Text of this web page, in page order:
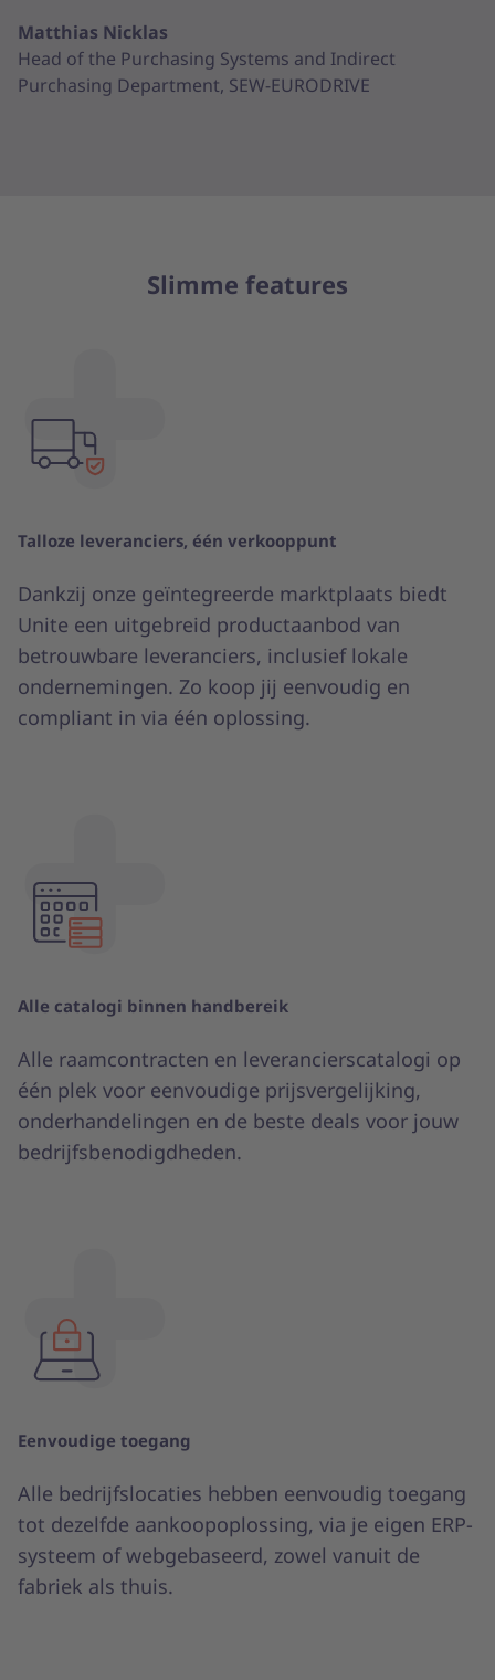
Matthias Nicklas
Head of the Purchasing Systems and Indirect
Purchasing Department, SEW-EURODRIVE
Slimme features
Talloze leveranciers, één verkooppunt
Dankzij onze geïntegreerde marktplaats biedt
Unite een uitgebreid productaanbod van
betrouwbare leveranciers, inclusief lokale
ondernemingen. Zo koop jij eenvoudig en
compliant in via één oplossing.
Alle catalogi binnen handbereik
Alle raamcontracten en leverancierscatalogi op
één plek voor eenvoudige prijsvergelijking,
onderhandelingen en de beste deals voor jouw
bedrijfsbenodigdheden.
Eenvoudige toegang
Alle bedrijfslocaties hebben eenvoudig toegang
tot dezelfde aankoopoplossing, via je eigen ERP-
systeem of webgebaseerd, zowel vanuit de
fabriek als thuis.